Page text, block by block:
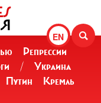
EN
Репрессии
/
Украина
Путин
Кремль